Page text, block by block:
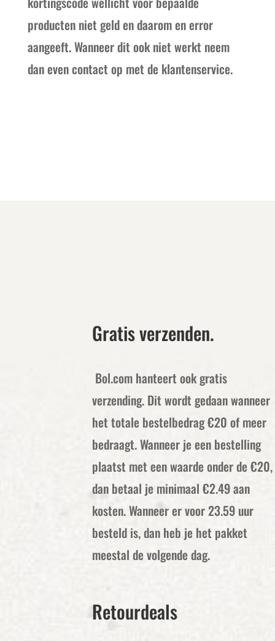
producten niet geld en daarom en error
aangeeft. Wanneer dit ook niet werkt neem
dan even contact op met de klantenservice.
Gratis verzenden.
Bol.com hanteert ook gratis
verzending. Dit wordt gedaan wanneer
het totale bestelbedrag €20 of meer
bedraagt. Wanneer je een bestelling
plaatst met een waarde onder de €20,
dan betaal je minimaal €2.49 aan
kosten. Wanneer er voor 23.59 uur
besteld is, dan heb je het pakket
meestal de volgende dag.
Retourdeals